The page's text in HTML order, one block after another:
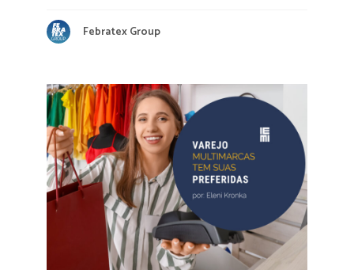
Febratex Group